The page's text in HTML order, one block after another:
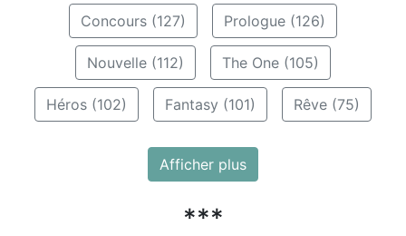
Concours (127) Prologue (126)
Nouvelle (112) The One (105)
Héros (102) Fantasy (101) Rêve (75)
Afficher plus
***